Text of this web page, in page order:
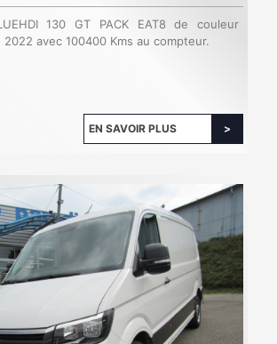
130 GT PACK EAT8 de couleur
2022 avec 100400 Kms au compteur.
EN SAVOIR PLUS